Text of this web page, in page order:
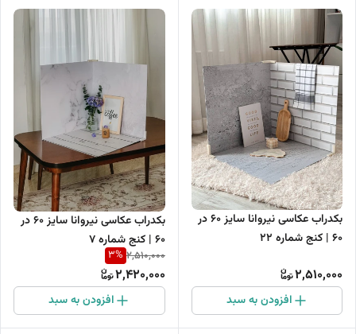
بکدراب عکاسی نیروانا سایز 60 در
60 | کنج شماره 22
2,510,000
افزودن به سبد
بکدراب عکاسی نیروانا سایز 60 در
60 | کنج شماره 7
2,510,000
3%
2,420,000
افزودن به سبد